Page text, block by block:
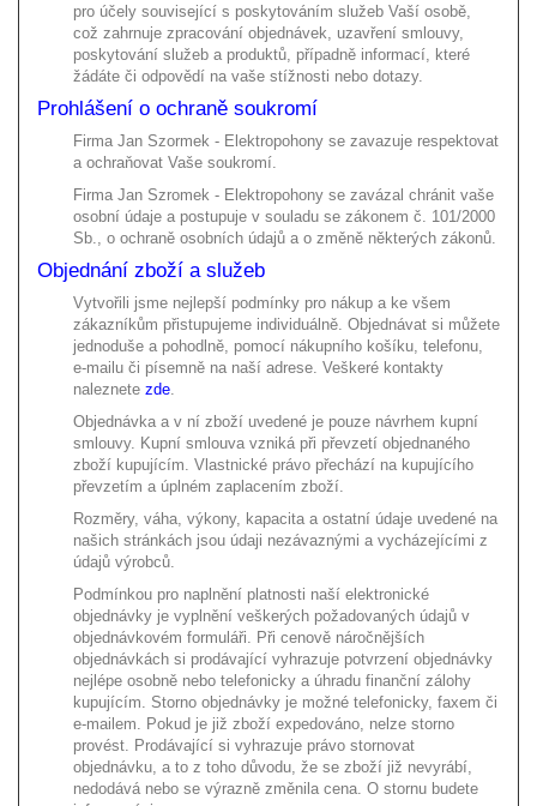
pro účely související s poskytováním služeb Vaší osobě,
což zahrnuje zpracování objednávek, uzavření smlouvy,
poskytování služeb a produktů, případně informací, které
žádáte či odpovědí na vaše stížnosti nebo dotazy.
Prohlášení o ochraně soukromí
Firma Jan Szormek - Elektropohony se zavazuje respektovat
a ochraňovat Vaše soukromí.
Firma Jan Szromek - Elektropohony se zavázal chránit vaše
osobní údaje a postupuje v souladu se zákonem č. 101/2000
Sb., o ochraně osobních údajů a o změně některých zákonů.
Objednání zboží a služeb
Vytvořili jsme nejlepší podmínky pro nákup a ke všem
zákazníkům přistupujeme individuálně. Objednávat si můžete
jednoduše a pohodlně, pomocí nákupního košíku, telefonu,
e-mailu či písemně na naší adrese. Veškeré kontakty
naleznete zde
Objednávka a v ní zboží uvedené je pouze návrhem kupní
smlouvy. Kupní smlouva vzniká při převzetí objednaného
zboží kupujícím. Vlastnické právo přechází na kupujícího
převzetím a úplném zaplacením zboží.
Rozměry, váha, výkony, kapacita a ostatní údaje uvedené na
našich stránkách jsou údaji nezávaznými a vycházejícími z
údajů výrobců.
Podmínkou pro naplnění platnosti naší elektronické
objednávky je vyplnění veškerých požadovaných údajů v
objednávkovém formuláři. Při cenově náročnějších
objednávkách si prodávající vyhrazuje potvrzení objednávky
nejlépe osobně nebo telefonicky a úhradu finanční zálohy
kupujícím. Storno objednávky je možné telefonicky, faxem či
e-mailem. Pokud je již zboží expedováno, nelze storno
provést. Prodávající si vyhrazuje právo stornovat
objednávku, a to z toho důvodu, že se zboží již nevyrábí,
nedodává nebo se výrazně změnila cena. O stornu budete